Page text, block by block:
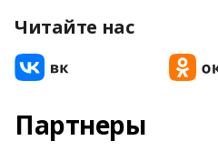
Читайте нас
Партнеры